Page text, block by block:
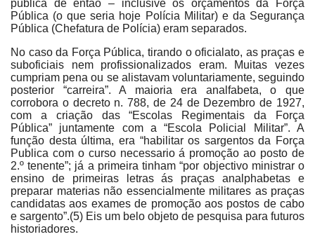
pública de então – inclusive os orçamentos da Força
Pública (o que seria hoje Polícia Militar) e da Segurança
Pública (Chefatura de Polícia) eram separados.
No caso da Força Pública, tirando o oficialato, as praças e
suboficiais nem profissionalizados eram. Muitas vezes
cumpriam pena ou se alistavam voluntariamente, seguindo
posterior “carreira”. A maioria era analfabeta, o que
corrobora o decreto n. 788, de 24 de Dezembro de 1927,
com a criação das “Escolas Regimentais da Força
Pública” juntamente com a “Escola Policial Militar”. A
função desta última, era “habilitar os sargentos da Força
Publica com o curso necessario á promoção ao posto de
2.º tenente”; já a primeira tinham “por objectivo ministrar o
ensino de primeiras letras ás praças analphabetas e
preparar materias não essencialmente militares as praças
candidatas aos exames de promoção aos postos de cabo
e sargento”.(5) Eis um belo objeto de pesquisa para futuros
historiadores.